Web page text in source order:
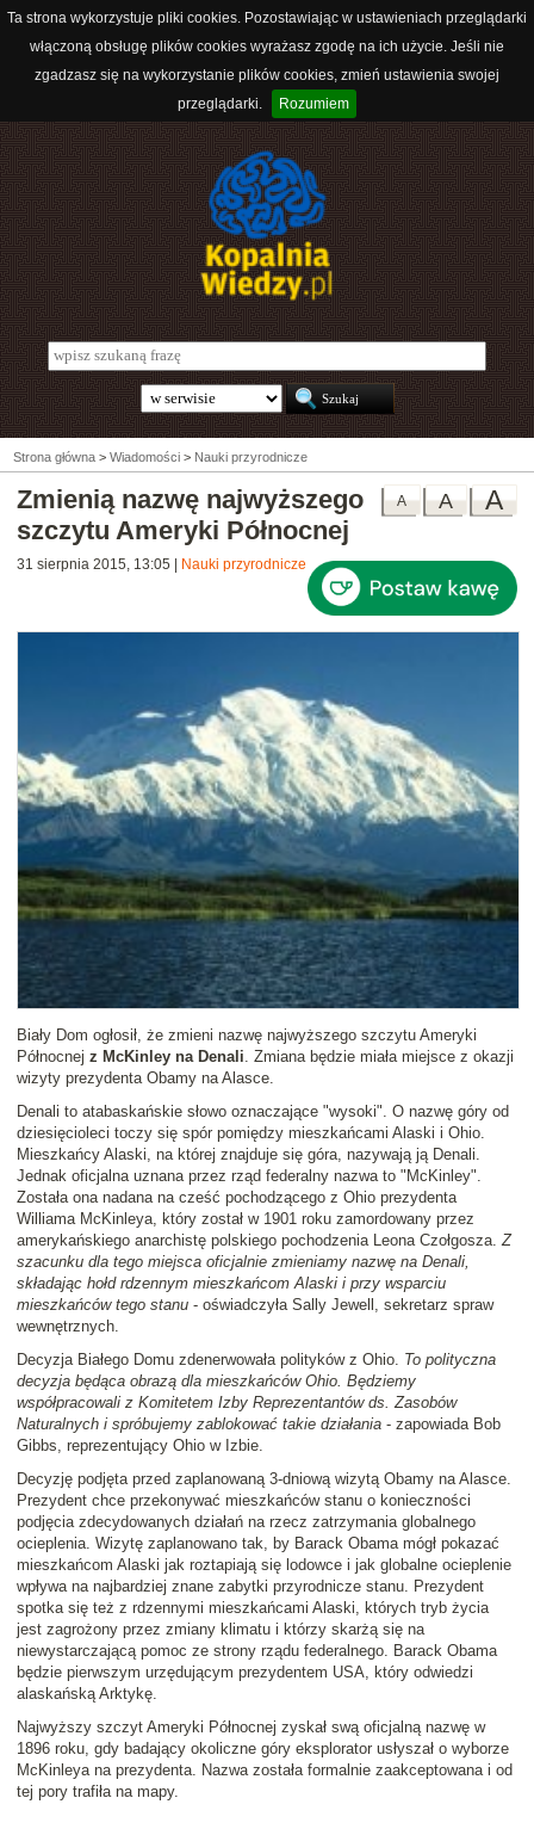
Ta strona wykorzystuje pliki cookies. Pozostawiając w ustawieniach przeglądarki
włączoną obsługę plików cookies wyrażasz zgodę na ich użycie. Jeśli nie
zgadzasz się na wykorzystanie plików cookies, zmień ustawienia swojej
przeglądarki.
Rozumiem
Strona główna > Wiadomości > Nauki przyrodnicze
A
A
A
Zmienią nazwę najwyższego
szczytu Ameryki Północnej
31 sierpnia 2015, 13:05 Nauki przyrodnicze
Biały Dom ogłosił, że zmieni nazwę najwyższego szczytu Ameryki
Północnej z McKinley na Denali. Zmiana będzie miała miejsce z okazji
wizyty prezydenta Obamy na Alasce.
Denali to atabaskańskie słowo oznaczające "wysoki". O nazwę góry od
dziesięcioleci toczy się spór pomiędzy mieszkańcami Alaski i Ohio.
Mieszkańcy Alaski, na której znajduje się góra, nazywają ją Denali.
Jednak oficjalna uznana przez rząd federalny nazwa to "McKinley".
Została ona nadana na cześć pochodzącego z Ohio prezydenta
Williama McKinleya, który został w 1901 roku zamordowany przez
amerykańskiego anarchistę polskiego pochodzenia Leona Czołgosza.Z
szacunku dla tego miejsca oficjalnie zmieniamy nazwę na Denali,
składając hołd rdzennym mieszkańcom Alaski i przy wsparciu
mieszkańców tego stanu - oświadczyła Sally Jewell, sekretarz spraw
wewnętrznych.
Decyzja Białego Domu zdenerwowała polityków z Ohio. To polityczna
decyzja będąca obrazą dla mieszkańców Ohio. Będziemy
współpracowali z Komitetem Izby Reprezentantów ds. Zasobów
Naturalnych i spróbujemy zablokować takie działania - zapowiada Bob
Gibbs, reprezentujący Ohio w Izbie.
Decyzję podjęta przed zaplanowaną 3-dniową wizytą Obamy na Alasce.
Prezydent chce przekonywać mieszkańców stanu o konieczności
podjęcia zdecydowanych działań na rzecz zatrzymania globalnego
ocieplenia. Wizytę zaplanowano tak, by Barack Obama mógł pokazać
mieszkańcom Alaski jak roztapiają się lodowce i jak globalne ocieplenie
wpływa na najbardziej znane zabytki przyrodnicze stanu. Prezydent
spotka się też z rdzennymi mieszkańcami Alaski, których tryb życia
jest zagrożony przez zmiany klimatu i którzy skarżą się na
niewystarczającą pomoc ze strony rządu federalnego. Barack Obama
będzie pierwszym urzędującym prezydentem USA, który odwiedzi
alaskańską Arktykę.
Najwyższy szczyt Ameryki Północnej zyskał swą oficjalną nazwę w
1896 roku, gdy badający okoliczne góry eksplorator usłyszał o wyborze
McKinleya na prezydenta. Nazwa została formalnie zaakceptowana i od
tej pory trafiła na mapy.